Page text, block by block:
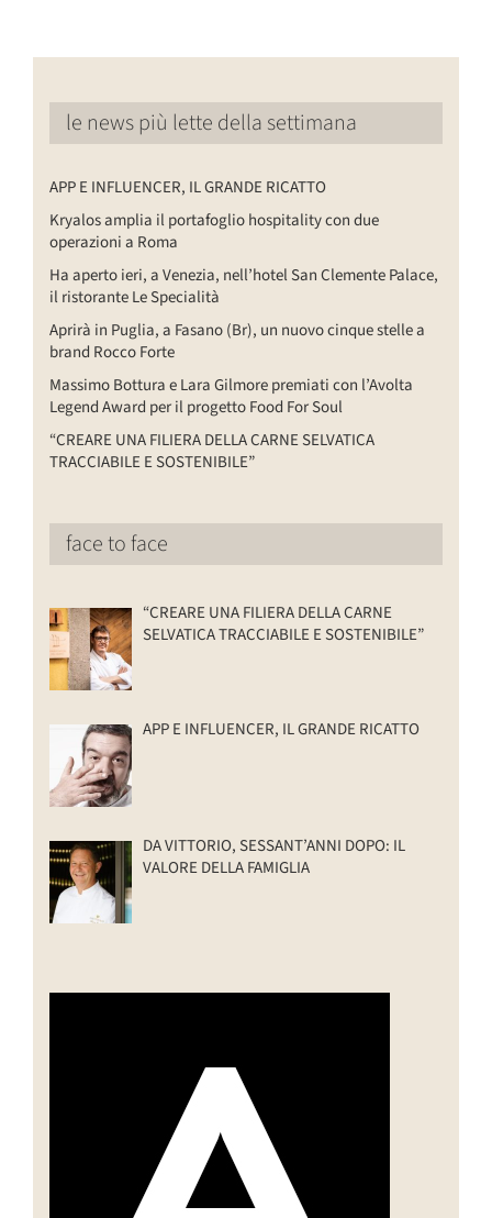
le news più lette della settimana
APP E INFLUENCER, IL GRANDE RICATTO
Kryalos amplia il portafoglio hospitality con due
operazioni a Roma
Ha aperto ieri, a Venezia, nell’hotel San Clemente Palace,
il ristorante Le Specialità
Aprirà in Puglia, a Fasano (Br), un nuovo cinque stelle a
brand Rocco Forte
Massimo Bottura e Lara Gilmore premiati con l’Avolta
Legend Award per il progetto Food For Soul
“CREARE UNA FILIERA DELLA CARNE SELVATICA
TRACCIABILE E SOSTENIBILE”
face to face
“CREARE UNA FILIERA DELLA CARNE
SELVATICA TRACCIABILE E SOSTENIBILE”
APP E INFLUENCER, IL GRANDE RICATTO
DA VITTORIO, SESSANT’ANNI DOPO: IL
VALORE DELLA FAMIGLIA